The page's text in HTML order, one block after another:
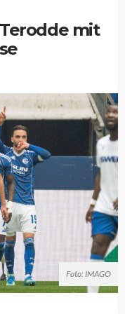
mit
Foto: IMAGO